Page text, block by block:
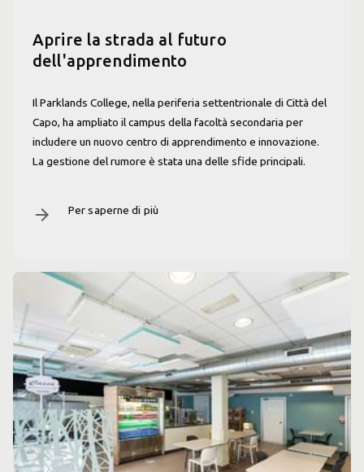
Aprire la strada al futuro
dell'apprendimento
Il Parklands College, nella periferia settentrionale di Città del
Capo, ha ampliato il campus della facoltà secondaria per
includere un nuovo centro di apprendimento e innovazione.
La gestione del rumore è stata una delle sfide principali.
arrow_forward Per saperne di più